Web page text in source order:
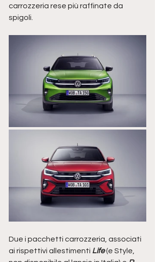
carrozzeria rese più raffinate da
spigoli.
Due i pacchetti carrozzeria, associati
ai rispettivi allestimenti Life (e Style,